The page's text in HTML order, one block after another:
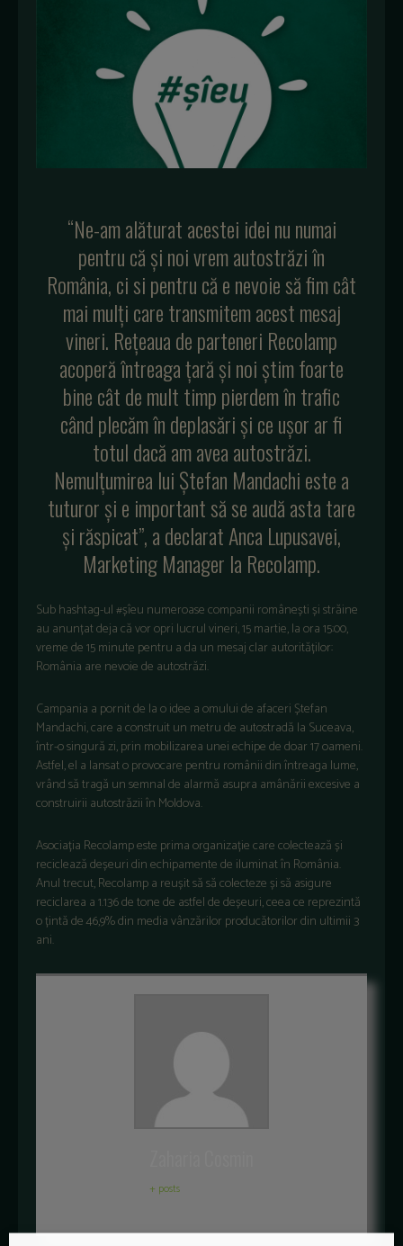
“Ne-am alăturat acestei idei nu numai
pentru că și noi vrem autostrăzi în
România, ci si pentru că e nevoie să fim cât
mai mulți care transmitem acest mesaj
vineri. Rețeaua de parteneri Recolamp
acoperă întreaga țară și noi știm foarte
bine cât de mult timp pierdem în trafic
când plecăm în deplasări și ce ușor ar fi
totul dacă am avea autostrăzi.
Nemulțumirea lui Ștefan Mandachi este a
tuturor și e important să se audă asta tare
și răspicat”, a declarat Anca Lupusavei,
Marketing Manager la Recolamp.
Sub hashtag-ul #șîeu numeroase companii românești și străine
au anunțat deja că vor opri lucrul vineri, 15 martie, la ora 15:00,
vreme de 15 minute pentru a da un mesaj clar autorităților:
România are nevoie de autostrăzi.
Campania a pornit de la o idee a omului de afaceri Ștefan
Mandachi, care a construit un metru de autostradă la Suceava,
într-o singură zi, prin mobilizarea unei echipe de doar 17 oameni.
Astfel, el a lansat o provocare pentru românii din întreaga lume,
vrând să tragă un semnal de alarmă asupra amânării excesive a
construirii autostrăzii în Moldova.
Asociația Recolamp este prima organizație care colectează și
reciclează deșeuri din echipamente de iluminat în România.
Anul trecut, Recolamp a reușit să să colecteze și să asigure
reciclarea a 1.136 de tone de astfel de deșeuri, ceea ce reprezintă
o țintă de 46,9% din media vânzărilor producătorilor din ultimii 3
ani.
+ posts